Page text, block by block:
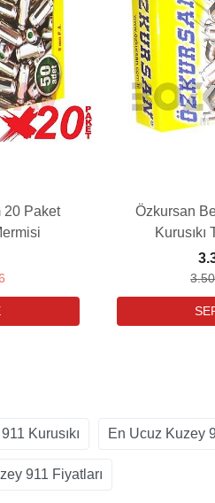
20 Paket
Özkursan
Kurusıkı En Ucuz Kuzey
911 Fiyatları